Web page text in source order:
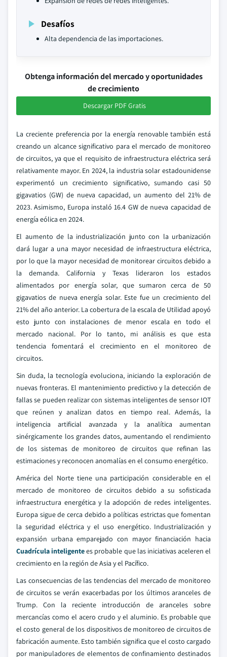
Desafíos
Alta dependencia de las importaciones.
Obtenga información del mercado y oportunidades
de crecimiento
Descargar PDF Gratis
La creciente preferencia por la energía renovable también está
creando un alcance significativo para el mercado de monitoreo
de circuitos, ya que el requisito de infraestructura eléctrica será
relativamente mayor. En 2024, la industria solar estadounidense
experimentó un crecimiento significativo, sumando casi 50
gigavatios (GW) de nueva capacidad, un aumento del 21% de
2023. Asimismo, Europa instaló 16.4 GW de nueva capacidad de
energía eólica en 2024.
El aumento de la industrialización junto con la urbanización
dará lugar a una mayor necesidad de infraestructura eléctrica,
por lo que la mayor necesidad de monitorear circuitos debido a
la demanda. California y Texas lideraron los estados
alimentados por energía solar, que sumaron cerca de 50
gigavatios de nueva energía solar. Este fue un crecimiento del
21% del año anterior. La cobertura de la escala de Utilidad apoyó
esto junto con instalaciones de menor escala en todo el
mercado nacional. Por lo tanto, mi análisis es que esta
tendencia fomentará el crecimiento en el monitoreo de
circuitos.
Sin duda, la tecnología evoluciona, iniciando la exploración de
nuevas fronteras. El mantenimiento predictivo y la detección de
fallas se pueden realizar con sistemas inteligentes de sensor IOT
que reúnen y analizan datos en tiempo real. Además, la
inteligencia artificial avanzada y la analítica aumentan
sinérgicamente los grandes datos, aumentando el rendimiento
de los sistemas de monitoreo de circuitos que refinan las
estimaciones y reconocen anomalías en el consumo energético.
América del Norte tiene una participación considerable en el
mercado de monitoreo de circuitos debido a su sofisticada
infraestructura energética y la adopción de redes inteligentes.
Europa sigue de cerca debido a políticas estrictas que fomentan
la seguridad eléctrica y el uso energético. Industrialización y
expansión urbana emparejado con mayor financiación hacia
Cuadrícula inteligentees probable que las iniciativas aceleren el
crecimiento en la región de Asia y el Pacífico.
Las consecuencias de las tendencias del mercado de monitoreo
de circuitos se verán exacerbadas por los últimos aranceles de
Trump. Con la reciente introducción de aranceles sobre
mercancías como el acero crudo y el aluminio. Es probable que
el costo general de los dispositivos de monitoreo de circuitos de
fabricación aumente. Esto también significa que el costo cargado
por manipuladores de elementos de confinamiento destinados